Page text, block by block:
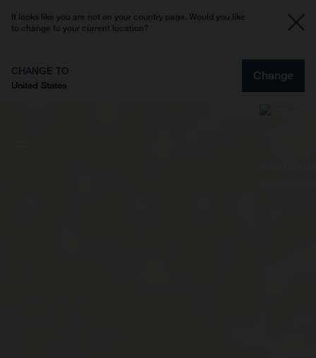
It looks like you are not on your country page. Would you like
to change to your current location?
CHANGE TO
United States
Change